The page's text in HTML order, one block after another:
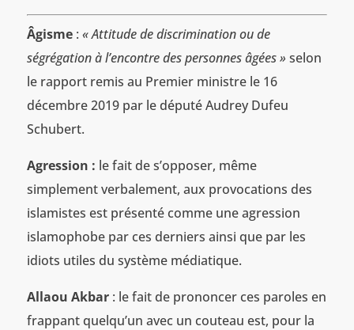
Âgisme: « Attitude de discrimination ou de
ségrégation à l’encontre des personnes âgées » selon
le rapport remis au Premier ministre le 16
décembre 2019 par le député Audrey Dufeu
Schubert.
Agression : le fait de s’opposer, même
simplement verbalement, aux provocations des
islamistes est présenté comme une agression
islamophobe par ces derniers ainsi que par les
idiots utiles du système médiatique.
Allaou Akbar: le fait de prononcer ces paroles en
frappant quelqu’un avec un couteau est, pour la